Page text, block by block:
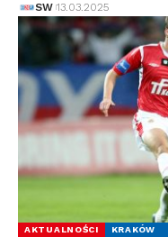
SW 13.03.2025
AKTUALNOŚCI KRAKÓW